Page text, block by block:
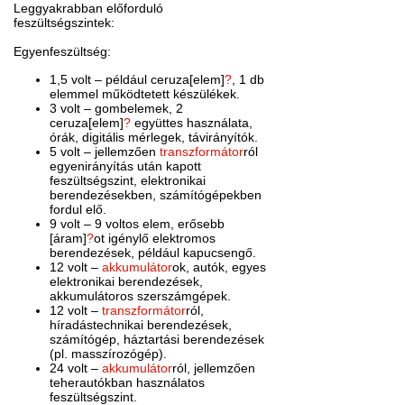
Leggyakrabban előforduló
feszültségszintek:
Egyenfeszültség:
1,5 volt – például ceruza[elem]? , 1 db
elemmel működtetett készülékek.
3 volt – gombelemek, 2
ceruza[elem]? együttes használata,
órák, digitális mérlegek, távirányítók.
5 volt – jellemzőentranszformátorról
egyenirányítás után kapott
feszültségszint, elektronikai
berendezésekben, számítógépekben
fordul elő.
9 volt – 9 voltos elem, erősebb
[áram]?ot igénylő elektromos
berendezések, például kapucsengő.
12 volt –akkumulátorok, autók, egyes
elektronikai berendezések,
akkumulátoros szerszámgépek.
12 volt –transzformátorról,
híradástechnikai berendezések,
számítógép, háztartási berendezések
(pl. masszírozógép).
24 volt –akkumulátorról, jellemzően
teherautókban használatos
feszültségszint.